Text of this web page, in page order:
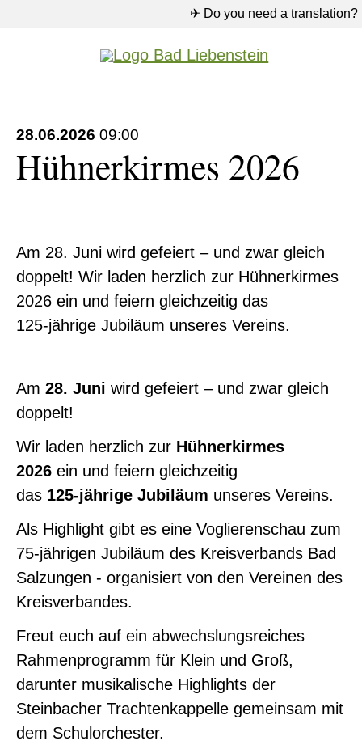
✈ Do you need a translation?
28.06.2026 09:00
Hühnerkirmes 2026
Am 28. Juni wird gefeiert – und zwar gleich
doppelt! Wir laden herzlich zur Hühnerkirmes
2026 ein und feiern gleichzeitig das
125‑jährige Jubiläum unseres Vereins.
Am 28. Juni wird gefeiert – und zwar gleich
doppelt!
Wir laden herzlich zur Hühnerkirmes
2026 ein und feiern gleichzeitig
das 125‑jährige Jubiläum unseres Vereins.
Als Highlight gibt es eine Voglieren­schau zum
75‑jährigen Jubiläum des Kreisverbands Bad
Salzungen - organisiert von den Vereinen des
Kreisverbandes.
Freut euch auf ein abwechslungsreiches
Rahmenprogramm für Klein und Groß,
darunter musikalische Highlights der
Steinbacher Trachtenkappelle gemeinsam mit
dem Schulorchester.